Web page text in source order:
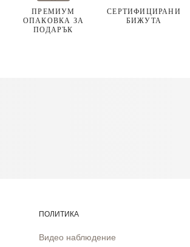
ПРЕМИУМ
ОПАКОВКА ЗА
ПОДАРЪК
СЕРТИФИЦИРАНИ
БИЖУТА
ПОЛИТИКА
Видео наблюдение